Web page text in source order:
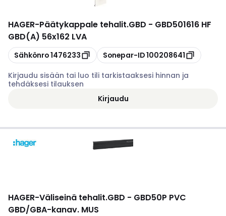
HAGER-Päätykappale tehalit.GBD - GBD501616 HF
GBD(A) 56x162 LVA
Kopioi
Sähkönro1476233 Kopioi
Sonepar-ID100208641
Kirjaudu sisään tai luo tili tarkistaaksesi hinnan ja
tehdäksesi tilauksen
Kirjaudu
HAGER-Väliseinä tehalit.GBD - GBD50P PVC
GBD/GBA-kanav. MUS